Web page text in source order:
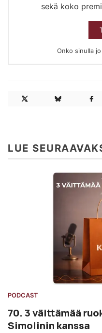
sekä koko
Onko sinulla jo
LUE
PODCAST
70. 3 väittämää
Simolinin kanssa